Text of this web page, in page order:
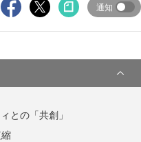
通知
との「共創」